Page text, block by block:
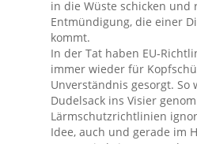
in die Wüste schicken und
Entmündigung, die einer
kommt.
In der Tat haben EU-
immer wieder für
Unverständnis gesorgt.
Dudelsack ins Visier
Lärmschutzrichtlinien
Idee, auch und gerade im